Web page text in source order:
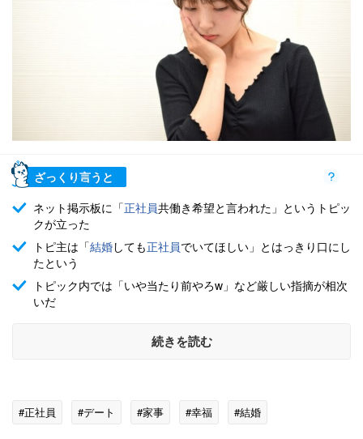
ざっくり言うと
ネット掲示板に「正社員共働き希望と言われた」というトピッ
クが立った
トピ主は「結婚しても正社員でいてほしい」とはっきり口にし
たという
トピック内では「いや当たり前やろw」など厳しい指摘が相次
いだ
続きを読む
#正社員 #デート #家事 #幸福 #結婚